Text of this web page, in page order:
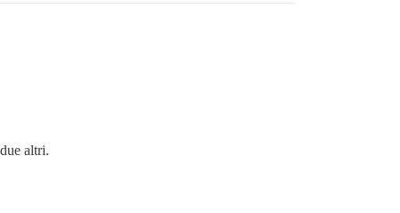
altri.